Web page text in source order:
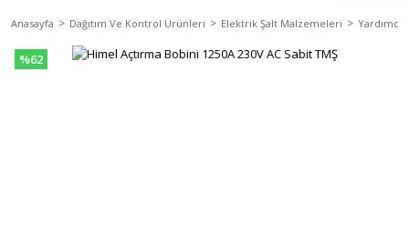
Anasayfa Dağıtım Ve Kontrol Ürünleri Elektrik Şalt Malzemeleri Yardımcı
%62